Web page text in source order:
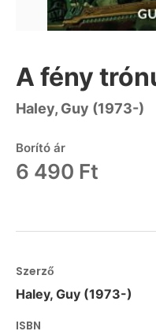
A fény
Haley, Guy (1973-)
Borító ár
6 490 Ft
Szerző
Haley, Guy (1973-)
ISBN